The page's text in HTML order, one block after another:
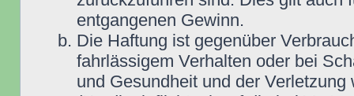
entgangenen Gewinn.
Die Haftung ist gegenüber
fahrlässigem Verhalten oder bei
und Gesundheit und der